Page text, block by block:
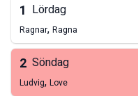
1 Lördag
Ragnar, Ragna
2 Söndag
Ludvig, Love